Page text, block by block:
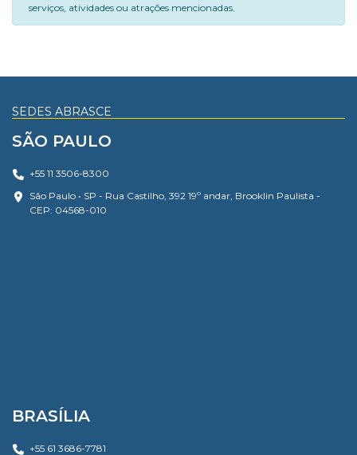
serviços, atividades ou atrações mencionadas.
SEDES ABRASCE
SÃO PAULO
+55 11 3506-8300
São Paulo • SP - Rua Castilho, 392 19º andar, Brooklin Paulista -
CEP: 04568-010
BRASÍLIA
+55 61 3686-7781